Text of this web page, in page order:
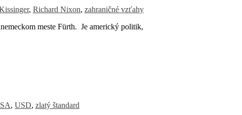
, Richard Nixon, zahraničné vzťahy
meste Fürth. Je americký politik,
, USD, zlatý štandard